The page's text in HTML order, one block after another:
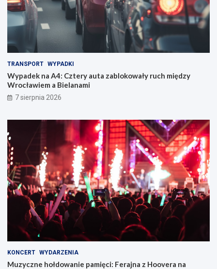
TRANSPORT WYPADKI
Wypadek na A4: Cztery auta zablokowały ruch między
Wrocławiem a Bielanami
7 sierpnia 2026
KONCERT WYDARZENIA
Muzyczne hołdowanie pamięci: Ferajna z Hoovera na